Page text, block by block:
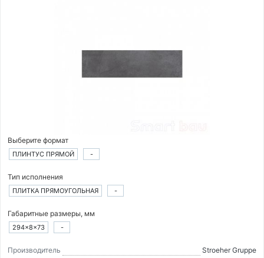
Выберите формат
ПЛИНТУС ПРЯМОЙ -
Тип исполнения
ПЛИТКА ПРЯМОУГОЛЬНАЯ -
Габаритные размеры, мм
294×8×73 -
Производитель
Stroeher Gruppe